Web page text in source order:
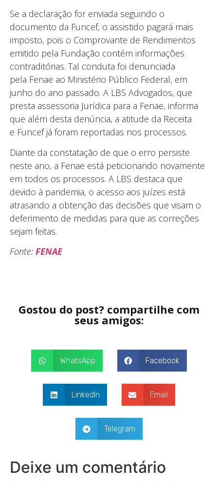
Se a declaração for enviada seguindo o
documento da Funcef, o assistido pagará mais
imposto, pois o Comprovante de Rendimentos
emitido pela Fundação contém informações
contraditórias. Tal conduta foi denunciada
pela Fenae ao Ministério Público Federal, em
junho do ano passado. A LBS Advogados, que
presta assessoria Jurídica para a Fenae, informa
que além desta denúncia, a atitude da Receita
e Funcef já foram reportadas nos processos.
Diante da constatação de que o erro persiste
neste ano, a Fenae está peticionando novamente
em todos os processos. A LBS destaca que
devido à pandemia, o acesso aos juízes está
atrasando a obtenção das decisões que visam o
deferimento de medidas para que as correções
sejam feitas.
Fonte: FENAE
Gostou do post? compartilhe com
seus amigos:
WhatsApp Facebook
LinkedIn Email
Telegram
Deixe um comentário